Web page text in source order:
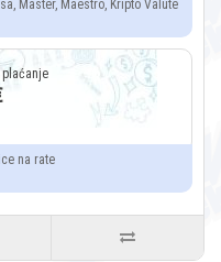
Master, Maestro, Kripto Valute
na rate